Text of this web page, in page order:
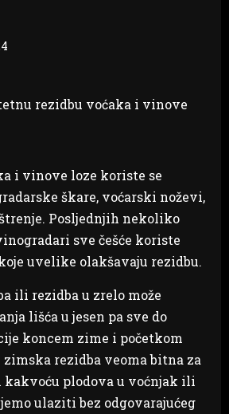
i vinove loze koriste se
škare, voćarski noževi,
Posljednjih nekoliko
sve češće koriste
uvelike olakšavaju rezidbu.
ili rezidba u zrelo može
lišća u jesen pa sve do
koncem zime i početkom
zimska rezidba veoma bitna za
kakvoću plodova u voćnjak ili
ulaziti bez odgovarajućeg